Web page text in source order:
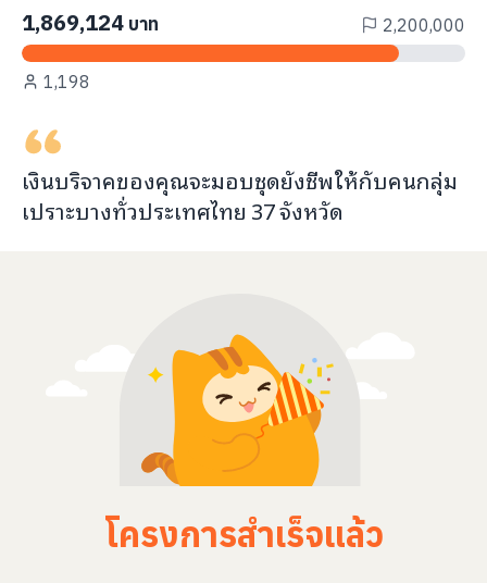
ภาษา:
1,869,124 บาท 2,200,000
1,198
เงินบริจาคของคุณจะมอบชุดยังชีพให้กับคนกลุ่ม
เปราะบางทั่วประเทศไทย 37จังหวัด
โครงการสำเร็จแล้ว